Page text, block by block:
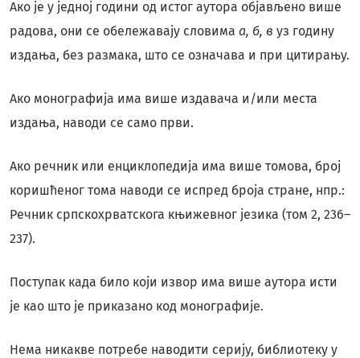
Ако је у једној години од истог аутора објављено више
радова, они се обележавају словима а, б, в уз годину
издања, без размака, што се означава и при цитирању.
Ако монографија има више издавача и/или места
издања, наводи се само први.
Ако речник или енциклопедија има више томова, број
коришћеног тома наводи се испред броја стране, нпр.:
Речник српскохрватскога књижевног језика (том 2, 236–
237).
Поступак када било који извор има више аутора исти
је као што је приказано код монографије.
Нема никакве потребе наводити серију, библиотеку у